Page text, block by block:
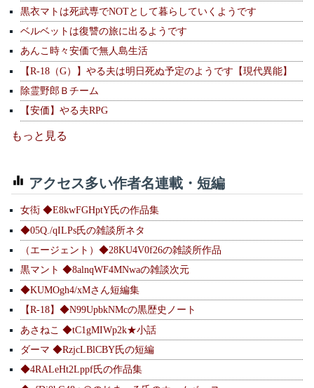
黒衣マトは死武専でNOTとして暮らしていくようです
ベルベットは復讐の旅に出るようです
あんこ時々安価で無人島生活
【R-18（G）】やる夫は明日死ぬ予定のようです【現代異能】
除霊野郎Ｂチーム
【安価】やる夫RPG
もっと見る
アクセス多い作者名連載・短編
女衒 ◆E8kwFGHptY氏の作品集
◆05Q./qILPs氏の雑談所ネタ
（エージェント）◆28KU4V0f26の雑談所作品
黒マント ◆8alnqWF4MNwaの雑談次元
◆KUMOgh4/xMさん短編集
【R-18】◆N99UpbkNMcの黒歴史ノート
あさねこ ◆tC1gMIWp2k★小話
ダーマ ◆RzjcLBlCBY氏の短編
◆4RALeHt2Lppf氏の作品集